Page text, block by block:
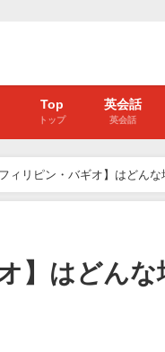
Top
トップ
英会話
英会話
フィリピン・バギオ】はどん
】はどん